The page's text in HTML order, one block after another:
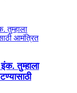
तुम्हाला